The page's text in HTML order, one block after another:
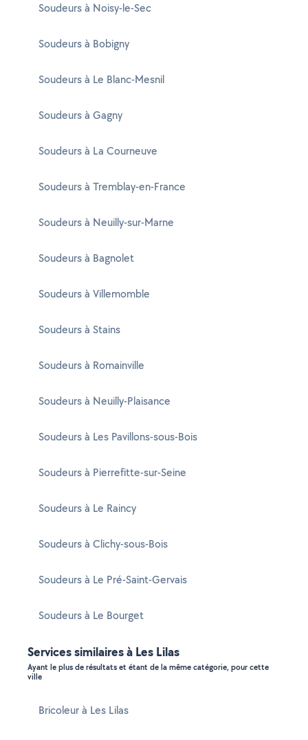
Soudeurs à Noisy-le-Sec
Soudeurs à Bobigny
Soudeurs à Le Blanc-Mesnil
Soudeurs à Gagny
Soudeurs à La Courneuve
Soudeurs à Tremblay-en-France
Soudeurs à Neuilly-sur-Marne
Soudeurs à Bagnolet
Soudeurs à Villemomble
Soudeurs à Stains
Soudeurs à Romainville
Soudeurs à Neuilly-Plaisance
Soudeurs à Les Pavillons-sous-Bois
Soudeurs à Pierrefitte-sur-Seine
Soudeurs à Le Raincy
Soudeurs à Clichy-sous-Bois
Soudeurs à Le Pré-Saint-Gervais
Soudeurs à Le Bourget
Services similaires à Les Lilas
Ayant le plus de résultats et étant de la même catégorie, pour cette
ville
Bricoleur à Les Lilas